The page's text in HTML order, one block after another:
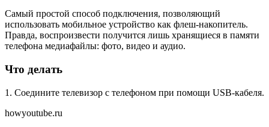
Самый простой способ подключения, позволяющий
использовать мобильное устройство как флеш-накопитель.
Правда, воспроизвести получится лишь хранящиеся в памяти
телефона медиафайлы: фото, видео и аудио.
Что делать
1. Соедините телевизор с телефоном при помощи USB-кабеля.
howyoutube.ru